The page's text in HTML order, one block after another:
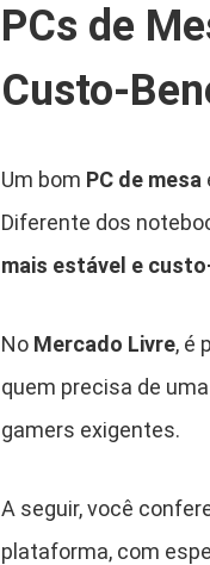
PCs de
Custo-
Um bom PC de mesa
Diferente dos
mais estável e
No Mercado Livre, é
quem precisa de
gamers exigentes.
A seguir, você
plataforma, com